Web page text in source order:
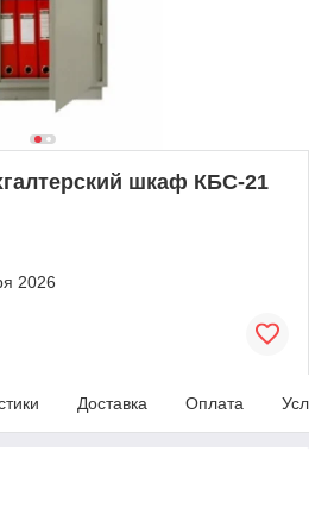
шкаф КБС-21
2026
Доставка Оплата